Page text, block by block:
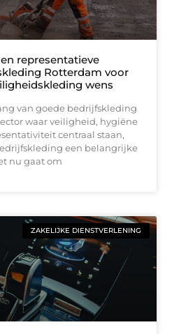
representatieve
Rotterdam voor
wens
van goede bedrijfskleding
waar veiligheid, hygiëne
centraal staan,
een belangrijke
nu gaat om
ZAKELIJKE DIENSTVERLENING